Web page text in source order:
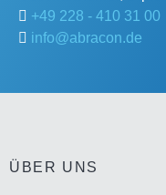
+49 228 - 410 31 00
info@abracon.de
ÜBER UNS